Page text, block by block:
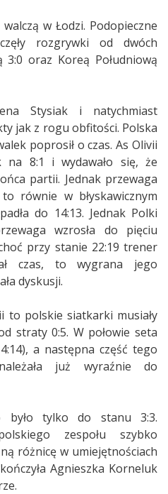
w Łodzi. Podopieczne
rozgrywki od dwóch
3:0 oraz Koreą Południową
Stysiak i natychmiast
jak z rogu obfitości. Polska
poprosił o czas. As Olivii
na 8:1 i wydawało się, że
partii. Jednak przewaga
równie w błyskawicznym
do 14:13. Jednak Polki
wzrosła do pięciu
przy stanie 22:19 trener
czas, to wygrana jego
dyskusji.
to polskie siatkarki musiały
straty 0:5. W połowie seta
a następna część tego
już wyraźnie do
było tylko do stanu 3:3.
zespołu szybko
różnicę w umiejętnościach
Agnieszka Korneluk